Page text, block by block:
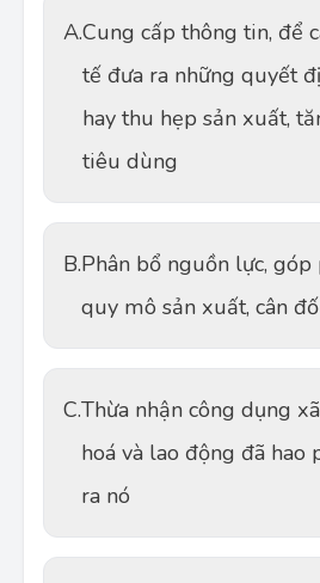
A.Cung cấp thông tin, để
tế đưa ra những quyết
hay thu hẹp sản xuất,
tiêu dùng
B.Phân bổ nguồn lực,
quy mô sản xuất, cân
C.Thừa nhận công dụng
hoá và lao động đã hao
ra nó